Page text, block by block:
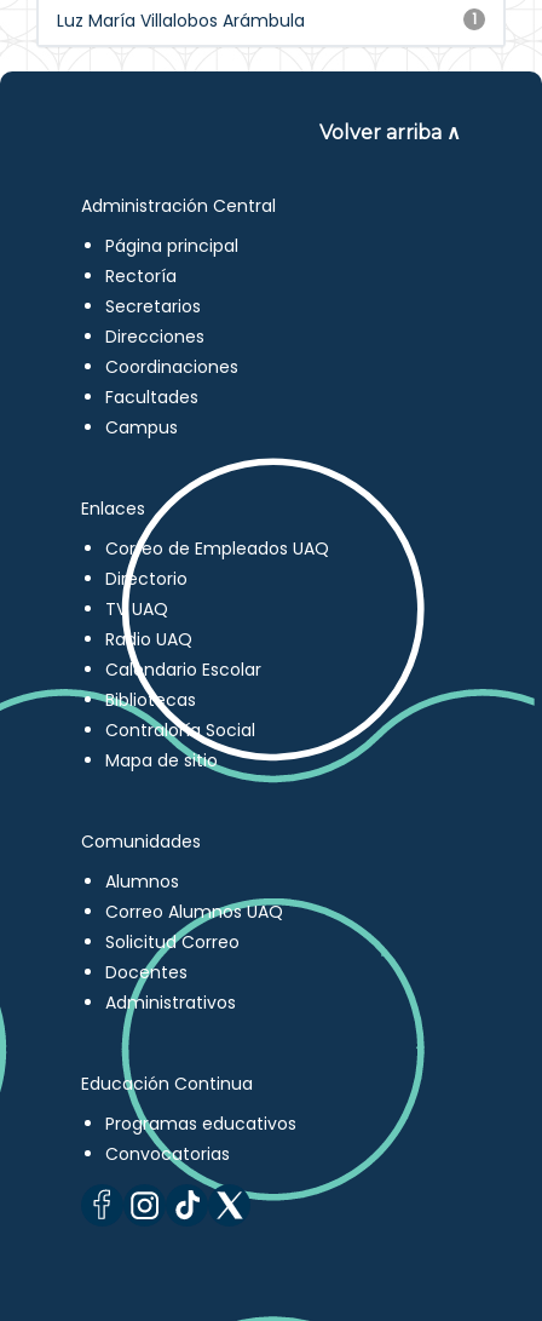
1
Luz María Villalobos Arámbula
Volver arriba ∧
Administración Central
Página principal
Rectoría
Secretarios
Direcciones
Coordinaciones
Facultades
Campus
Enlaces
Correo de Empleados UAQ
Directorio
TV UAQ
Radio UAQ
Calendario Escolar
Bibliotecas
Contraloría Social
Mapa de sitio
Comunidades
Alumnos
Correo Alumnos UAQ
Solicitud Correo
Docentes
Administrativos
Educación Continua
Programas educativos
Convocatorias